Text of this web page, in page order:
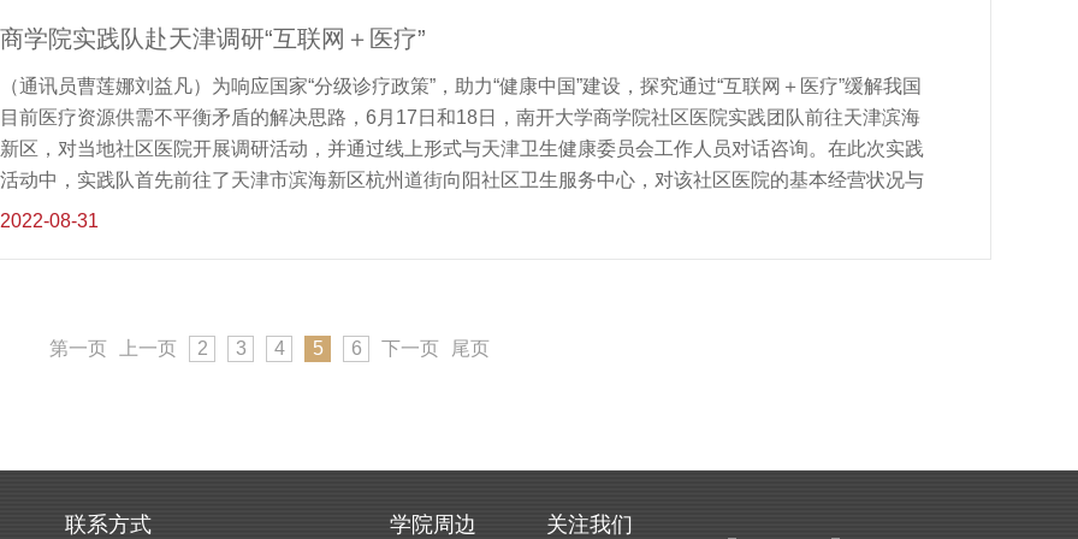
艺，了解了当地非遗保护现状及面临的问题，还了解了部分非遗产业转化的具体情况，陈艺也对如何传承与保
护非物质文化遗产提出了自己的见
商学院实践队赴天津调研“互联网＋医疗”
（通讯员曹莲娜刘益凡）为响应国家“分级诊疗政策”，助力“健康中国”建设，探究通过“互联网＋医疗”缓解我国
目前医疗资源供需不平衡矛盾的解决思路，6月17日和18日，南开大学商学院社区医院实践团队前往天津滨海
新区，对当地社区医院开展调研活动，并通过线上形式与天津卫生健康委员会工作人员对话咨询。在此次实践
活动中，实践队首先前往了天津市滨海新区杭州道街向阳社区卫生服务中心，对该社区医院的基本经营状况与
运营模式进行了简单了解，并分别采访了该医院的院长、家庭医生以及开通线上问诊的医生，对社区医院发展
线上诊疗业务以及发展现状。通过蓝卡座谈会以及实地参观，队员们发现，如今互联网医疗与社区医院已深度
融合，互联网医疗的发展为社区医院提供新动能，也为社区医生诊疗活动提供便利。6月18日，实践队与天津
2022-08-31
第一页 上一页 2 3 4 5 6 下一页 尾页
联系方式 学院周边 关注我们